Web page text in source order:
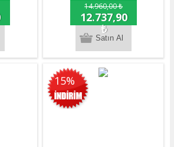
14.960,00 ₺
12.737,90
₺
15%